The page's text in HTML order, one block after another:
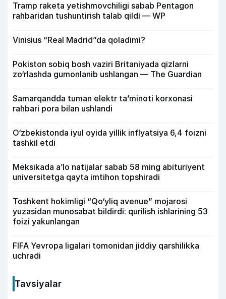
Tramp raketa yetishmovchiligi sabab Pentagon
rahbaridan tushuntirish talab qildi — WP
Vinisius “Real Madrid”da qoladimi?
Pokiston sobiq bosh vaziri Britaniyada qizlarni
zo‘rlashda gumonlanib ushlangan — The Guardian
Samarqandda tuman elektr ta’minoti korxonasi
rahbari pora bilan ushlandi
O‘zbekistonda iyul oyida yillik inflyatsiya 6,4 foizni
tashkil etdi
Meksikada a’lo natijalar sabab 58 ming abituriyent
universitetga qayta imtihon topshiradi
Toshkent hokimligi “Qo‘yliq avenue” mojarosi
yuzasidan munosabat bildirdi: qurilish ishlarining 53
foizi yakunlangan
FIFA Yevropa ligalari tomonidan jiddiy qarshilikka
uchradi
Tavsiyalar